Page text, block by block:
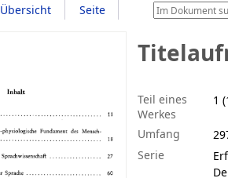
Übersicht Seite
Teil eines
Werkes
1
Umfang
Serie